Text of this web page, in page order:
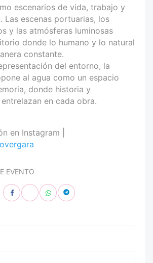
escenarios de vida, trabajo y
Las escenas portuarias, los
y las atmósferas luminosas
donde lo humano y lo natural
constante.
del entorno, la
al agua como un espacio
donde historia y
en cada obra.
en Instagram |
EVENTO